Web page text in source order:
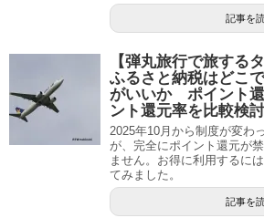
記事を
【弾丸旅行で旅する
ふるさと納税はどこ
がいいか ポイント
ント還元率を比較検討
2025年10月から制度が変わ
が、完全にポイント還元が
ません。お得に利用するに
てみました。
記事を